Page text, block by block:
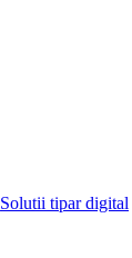
Solutii tipar digital